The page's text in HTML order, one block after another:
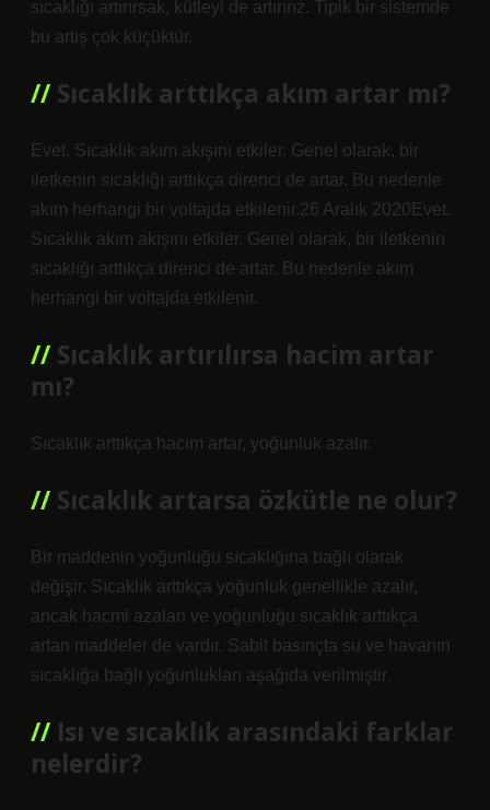
sıcaklığı artırırsak, kütleyi de artırırız. Tipik bir sistemde
bu artış çok küçüktür.
Sıcaklık arttıkça akım artar mı?
Evet. Sıcaklık akım akışını etkiler. Genel olarak, bir
iletkenin sıcaklığı arttıkça direnci de artar. Bu nedenle
akım herhangi bir voltajda etkilenir.26 Aralık 2020Evet.
Sıcaklık akım akışını etkiler. Genel olarak, bir iletkenin
sıcaklığı arttıkça direnci de artar. Bu nedenle akım
herhangi bir voltajda etkilenir.
Sıcaklık artırılırsa hacim artar
mı?
Sıcaklık arttıkça hacim artar, yoğunluk azalır.
Sıcaklık artarsa özkütle ne olur?
Bir maddenin yoğunluğu sıcaklığına bağlı olarak
değişir. Sıcaklık arttıkça yoğunluk genellikle azalır,
ancak hacmi azalan ve yoğunluğu sıcaklık arttıkça
artan maddeler de vardır. Sabit basınçta su ve havanın
sıcaklığa bağlı yoğunlukları aşağıda verilmiştir.
Isı ve sıcaklık arasındaki farklar
nelerdir?